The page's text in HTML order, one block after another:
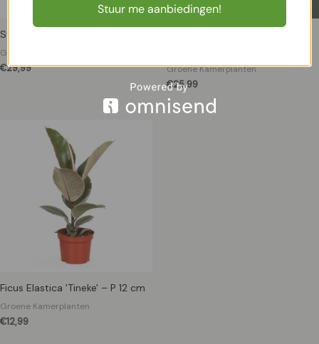
Stephania Erecta
Groene Kamerplanten
€29,99
Groene Kamerplanten
€25,99
Ficus Elastica 'Tineke' – P 12 cm
Groene Kamerplanten
€12,99
Stuur me aanbiedingen!